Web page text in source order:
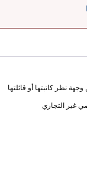
نظر كاتبتها أو قائلتها
غير التجاري